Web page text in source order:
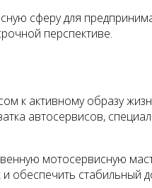
сферу для
перспективе.
к активному образу
автосервисов,
мотосервисную
обеспечить стабильный